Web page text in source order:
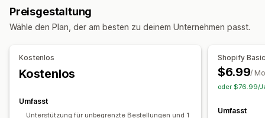
Adressvalidierung Versandetiketten
Benutzerdefinierte Nachrichten
Abholoptionen
Im Geschäft
Vorbereitungszeiten
Zeitfenster
Versandregeln Lieferdatum
Mehrere Sprachen Versanddienstleisterauswahl
Tracking-Seite mit Branding
Bestellupdates
Versandanalysen
Preisgestaltung
Wähle den Plan, der am besten zu deinem Unternehmen passt.
Kostenlos
Kostenlos
Umfasst
Unterstützung für unbegrenzte Bestellungen und 1
Shopify
$6.99/
oder $76.99/
Umfasst